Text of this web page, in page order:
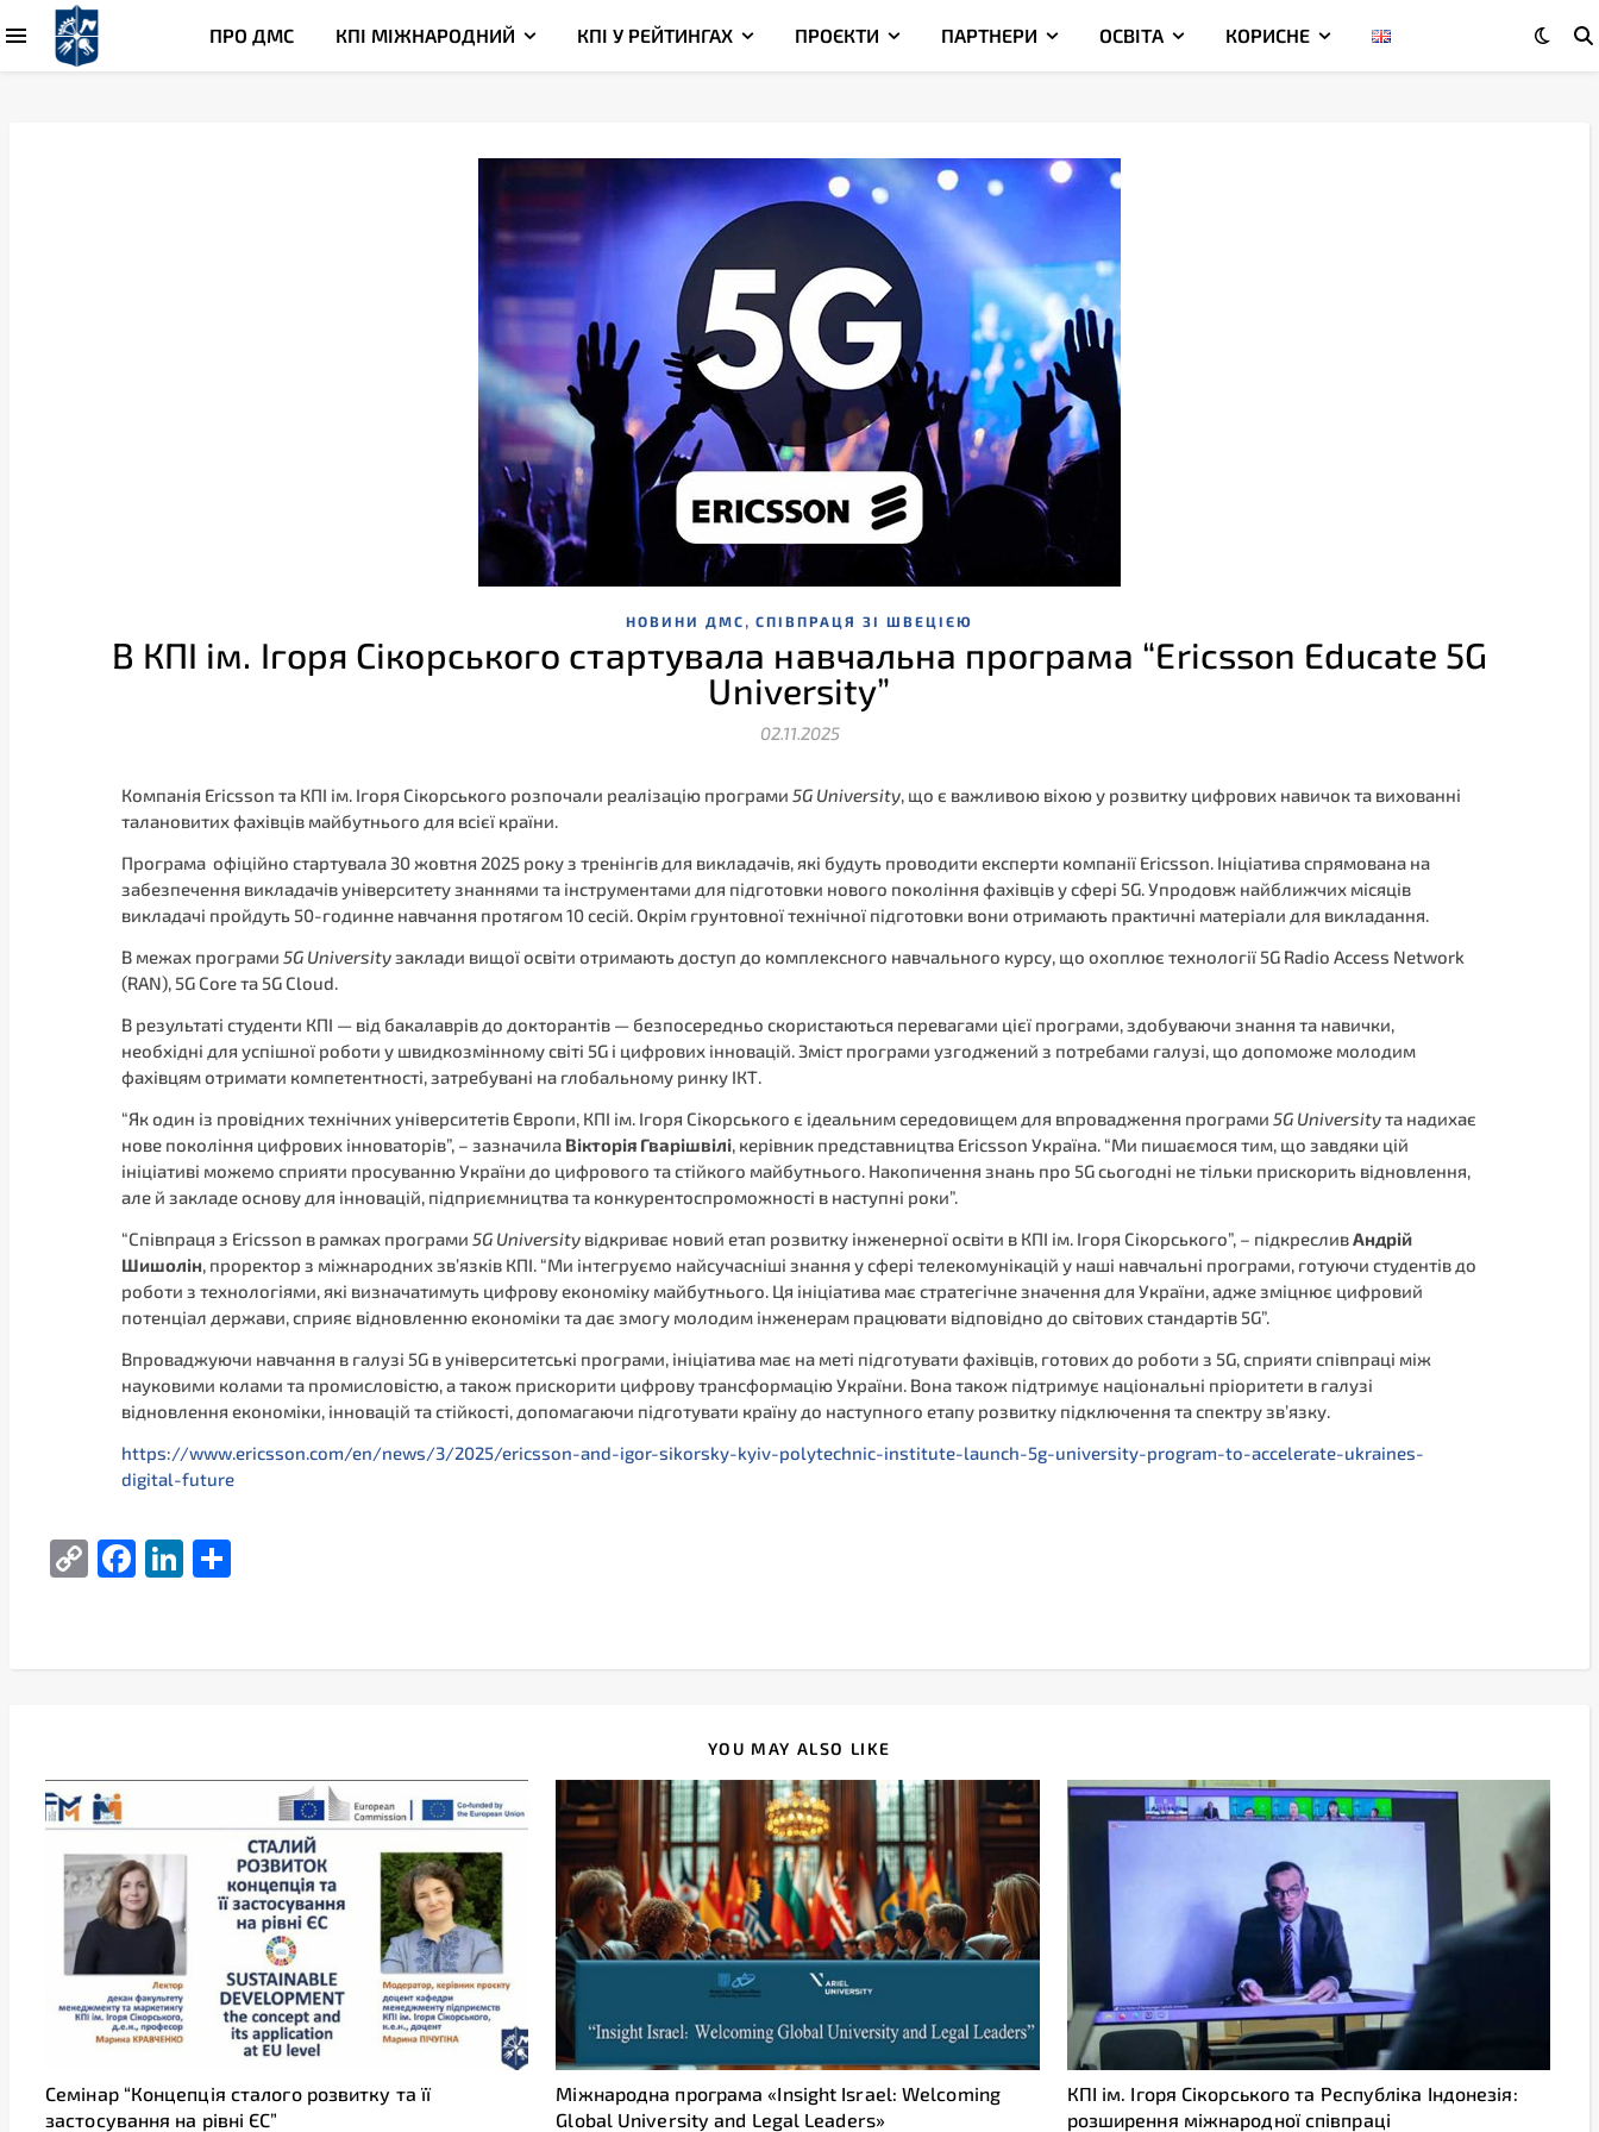
ПРО ДМС КПІ МІЖНАРОДНИЙ КПІ У РЕЙТИНГАХ ПРОЄКТИ ПАРТНЕРИ ОСВІТА КОРИСНЕ
НОВИНИ ДМС , СПІВПРАЦЯ ЗІ ШВЕЦІЄЮ
В КПІ ім. Ігоря Сікорського стартувала навчальна програма “Ericsson Educate 5G
University”
02.11.2025
Компанія Ericsson та КПІ ім. Ігоря Сікорського розпочали реалізацію програми 5G University, що є важливою віхою у розвитку цифрових навичок та вихованні
талановитих фахівців майбутнього для всієї країни.
Програма офіційно стартувала 30 жовтня 2025 року з тренінгів для викладачів, які будуть проводити експерти компанії Ericsson. Ініціатива спрямована на
забезпечення викладачів університету знаннями та інструментами для підготовки нового покоління фахівців у сфері 5G. Упродовж найближчих місяців
викладачі пройдуть 50-годинне навчання протягом 10 сесій. Окрім грунтовної технічної підготовки вони отримають практичні матеріали для викладання.
В межах програми 5G University заклади вищої освіти отримають доступ до комплексного навчального курсу, що охоплює технології 5G Radio Access Network
(RAN), 5G Core та 5G Cloud.
В результаті студенти КПІ — від бакалаврів до докторантів — безпосередньо скористаються перевагами цієї програми, здобуваючи знання та навички,
необхідні для успішної роботи у швидкозмінному світі 5G і цифрових інновацій. Зміст програми узгоджений з потребами галузі, що допоможе молодим
фахівцям отримати компетентності, затребувані на глобальному ринку ІКТ.
“Як один із провідних технічних університетів Європи, КПІ ім. Ігоря Сікорського є ідеальним середовищем для впровадження програми 5G Universityта надихає
нове покоління цифрових інноваторів”, – зазначила Вікторія Гварішвілі, керівник представництва Ericsson Україна. “Ми пишаємося тим, що завдяки цій
ініціативі можемо сприяти просуванню України до цифрового та стійкого майбутнього. Накопичення знань про 5G сьогодні не тільки прискорить відновлення,
але й закладе основу для інновацій, підприємництва та конкурентоспроможності в наступні роки”.
“Співпраця з Ericsson в рамках програми 5G University відкриває новий етап розвитку інженерної освіти в КПІ ім. Ігоря Сікорського”, – підкресливАндрій
Шишолін, проректор з міжнародних зв’язків КПІ. “Ми інтегруємо найсучасніші знання у сфері телекомунікацій у наші навчальні програми, готуючи студентів до
роботи з технологіями, які визначатимуть цифрову економіку майбутнього. Ця ініціатива має стратегічне значення для України, адже зміцнює цифровий
потенціал держави, сприяє відновленню економіки та дає змогу молодим інженерам працювати відповідно до світових стандартів 5G”.
Впроваджуючи навчання в галузі 5G в університетські програми, ініціатива має на меті підготувати фахівців, готових до роботи з 5G, сприяти співпраці між
науковими колами та промисловістю, а також прискорити цифрову трансформацію України. Вона також підтримує національні пріоритети в галузі
відновлення економіки, інновацій та стійкості, допомагаючи підготувати країну до наступного етапу розвитку підключення та спектру зв’язку.
https://www.ericsson.com/en/news/3/2025/ericsson-and-igor-sikorsky-kyiv-polytechnic-institute-launch-5g-university-program-to-accelerate-ukraines-
digital-future
CopyFacebook
LinkedIn
YOU MAY ALSO LIKE
Семінар “Концепція сталого розвитку та її
застосування на рівні ЄС”
Міжнародна програма «Insight Israel: Welcoming
Global University and Legal Leaders»
КПІ ім. Ігоря Сікорського та Республіка Індонезія:
розширення міжнародної співпраці